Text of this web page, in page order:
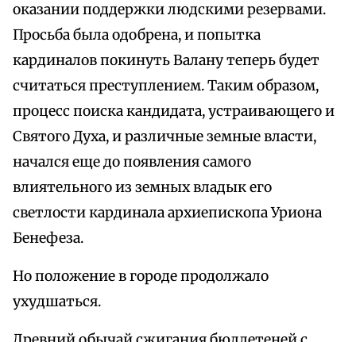
оказании поддержки людскими резервами.
Просьба была одобрена, и попытка
кардиналов покинуть Валану теперь будет
считаться преступлением. Таким образом,
процесс поиска кандидата, устраивающего и
Святого Духа, и различные земные власти,
начался еще до появления самого
влиятельного из земных владык его
светлости кардинала архиепископа Уриона
Бенефеза.
Но положение в городе продолжало
ухудшаться.